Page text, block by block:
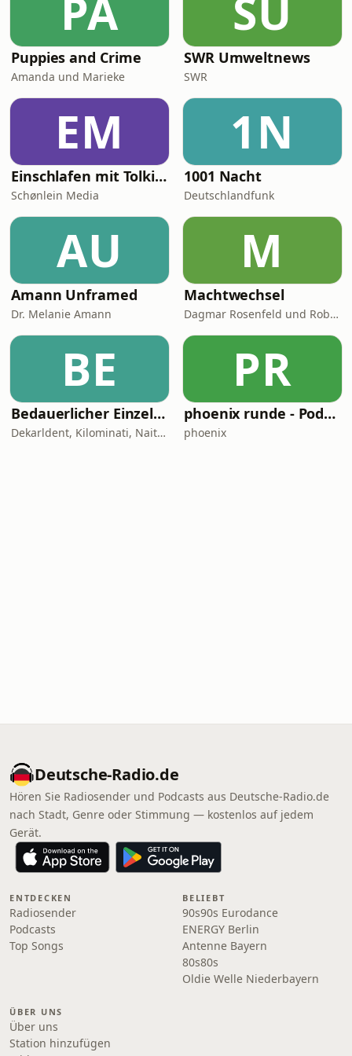
PA
Puppies and Crime
Amanda und Marieke
SU
SWR Umweltnews
SWR
EM
Einschlafen mit Tolkien
Schønlein Media
1N
1001 Nacht
Deutschlandfunk
AU
Amann Unframed
Dr. Melanie Amann
M
Machtwechsel
Dagmar Rosenfeld und Robin Alexander
BE
Bedauerlicher Einzelfall
Dekarldent, Kilominati, Naitan, JustKarsten, Abdul Chahin
PR
phoenix runde - Podcast
phoenix
Deutsche-Radio.de
Hören Sie Radiosender und Podcasts aus Deutsche-Radio.de
nach Stadt, Genre oder Stimmung — kostenlos auf jedem
Gerät.
ENTDECKEN
Radiosender
Podcasts
Top Songs
BELIEBT
90s90s Eurodance
ENERGY Berlin
Antenne Bayern
80s80s
Oldie Welle Niederbayern
ÜBER UNS
Über uns
Station hinzufügen